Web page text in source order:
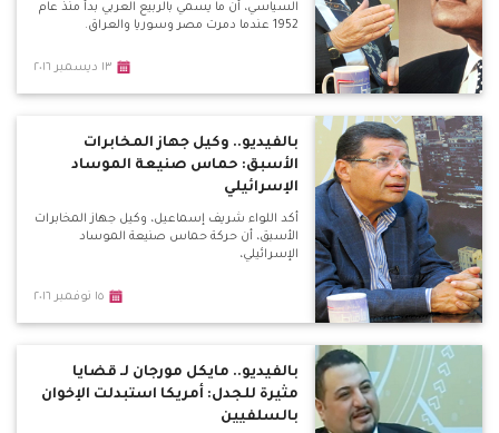
السياسي، أن ما يسمي بالربيع العربي بدأ منذ عام
1952 عندما دمرت مصر وسوريا والعراق.
١٣ ديسمبر ٢٠١٦
بالفيديو.. وكيل جهاز المخابرات
الأسبق: حماس صنيعة الموساد
الإسرائيلي
أكد اللواء شريف إسماعيل، وكيل جهاز المخابرات
الأسبق، أن حركة حماس صنيعة الموساد
الإسرائيلي،
١٥ نوفمبر ٢٠١٦
بالفيديو.. مايكل مورجان لـ قضايا
مثيرة للجدل: أمريكا استبدلت الإخوان
بالسلفيين